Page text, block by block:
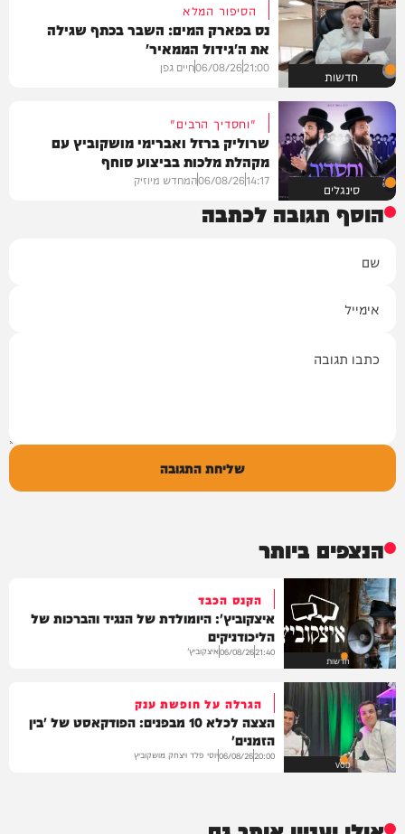
חדשות
הסיפור המלא
נס בפארק המים: השבר בכתף שגילה
את ה'גידול הממאיר'
21:00
06/08/26חיים גפן
סינגלים
"וחסדיך הרבים"
שרוליק ברזל ואברימי מושקוביץ עם
מקהלת מלכות בביצוע סוחף
14:17
06/08/26המחדש מיוזיק
הוסף תגובה לכתבה
שליחת התגובה
הנצפים ביותר
חדשות
הקנס הכבד
איצקוביץ': היומולדת של הנגיד והברכות של
הליכודניקים
21:40
06/08/26איצקוביץ'
VOD
הגרלה על חופשת ענק
הצצה לכלא 10 מבפנים: הפודקאסט של 'בין
הזמנים'
20:00
06/08/26יוסי פלד ויצחק מושקוביץ